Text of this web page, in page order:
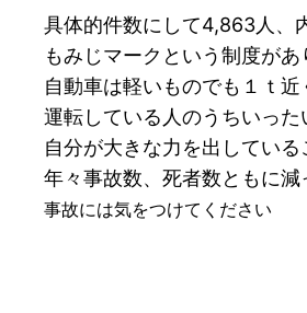
具体的件数にして4,863人、
もみじマークという制度が
自動車は軽いものでも１ｔ
運転している人のうちいっ
自分が大きな力を出してい
年々事故数、死者数ともに
事故には気をつけてください